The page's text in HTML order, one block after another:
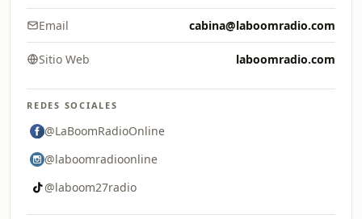
Email cabina@laboomradio.com
Sitio Web laboomradio.com
REDES SOCIALES
@LaBoomRadioOnline
@laboomradioonline
@laboom27radio